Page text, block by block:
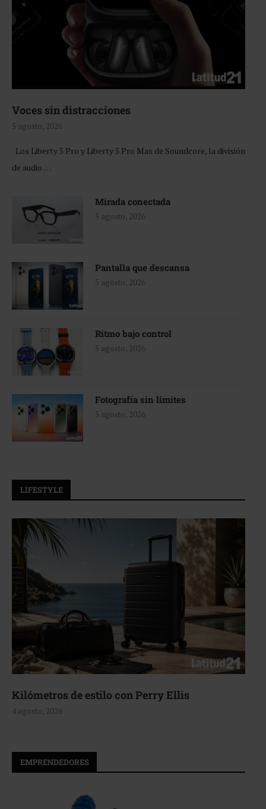
Voces sin distracciones
5 agosto, 2026
Los Liberty 5 Pro y Liberty 5 Pro Max de Soundcore, la división
de audio …
Mirada conectada
5 agosto, 2026
Pantalla que descansa
5 agosto, 2026
Ritmo bajo control
5 agosto, 2026
Fotografía sin límites
5 agosto, 2026
LIFESTYLE
Kilómetros de estilo con Perry Ellis
4 agosto, 2026
EMPRENDEDORES